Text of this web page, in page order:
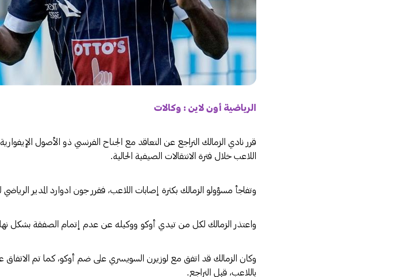
الرياضية أون لاين : وكالات
قرر نادي الزمالك التراجع عن التعاقد مع الجناح الفرنسي ذو الأصول
اللاعب خلال فترة الانتقالات الصيفية الحالية.
وتفاجأ مسؤولو الزمالك بكثرة إصابات اللاعب، فقرر جون ادوارد المدير
واعتذر الزمالك لكل من تيدي أوكو ووكيله عن عدم إتمام الصفقة بشكل
وكان الزمالك قد اتفق مع لوزيرن السويسري على ضم أوكو، كما تم
باللاعب، قبل التراجع.